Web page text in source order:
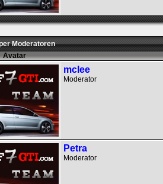
Moderatoren
Avatar
mclee
Moderator
Petra
Moderator